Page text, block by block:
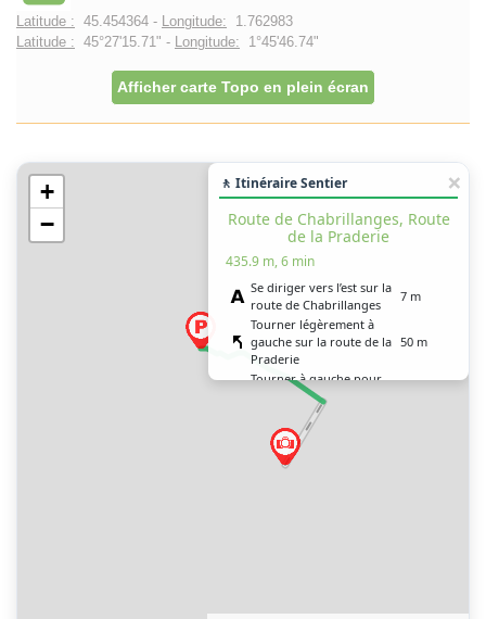
Latitude : 45.454364 - Longitude: 1.762983
Latitude : 45°27'15.71" - Longitude: 1°45'46.74"
Afficher carte Topo en plein écran
+
−
🚶 Itinéraire Sentier
Route de Chabrillanges, Route
de la Praderie
435.9 m, 6 min
Se diriger vers l’est sur la
route de Chabrillanges
7 m
Tourner légèrement à
gauche sur la route de la
Praderie
50 m
Tourner à gauche pour
rester sur la route de la
Vous êtes arrivé à votre
destination, sur la droite